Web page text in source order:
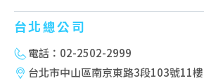
台北總公司
電話：02-2502-2999
台北市中山區南京東路3段103號11樓